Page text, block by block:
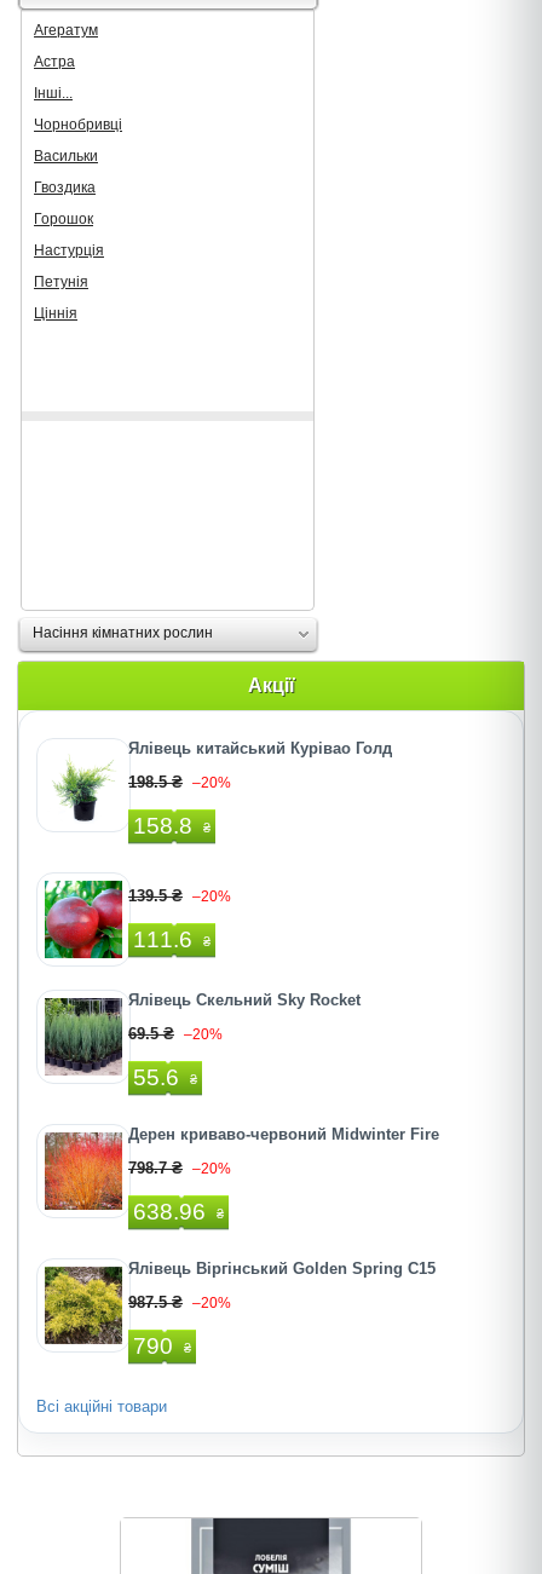
Агератум
Астра
Інші...
Чорнобривці
Васильки
Гвоздика
Горошок
Настурція
Петунія
Ціннія
Насіння кімнатних рослин
Акції
Ялівець китайський Курівао Голд
198.5 ₴ –20%
158.8 ₴
139.5 ₴ –20%
111.6 ₴
Ялівець Скельний Sky Rocket
69.5 ₴ –20%
55.6 ₴
Дерен криваво-червоний Midwinter Fire
798.7 ₴ –20%
638.96 ₴
Ялівець Віргінський Golden Spring C15
987.5 ₴ –20%
790 ₴
Всі акційні товари